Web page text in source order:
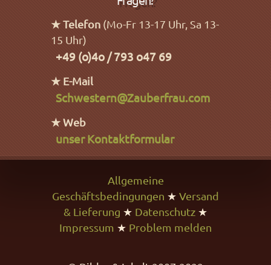
★ Telefon (Mo-Fr 13-17 Uhr, Sa 13-
15 Uhr)
+49 (o)4o / 793 o47 69
★ E-Mail
Schwestern@Zauberfrau.com
★ Web
unser Kontaktformular
Allgemeine
Geschäftsbedingungen ★ Versand
& Lieferung ★ Datenschutz ★
Impressum ★ Problem melden